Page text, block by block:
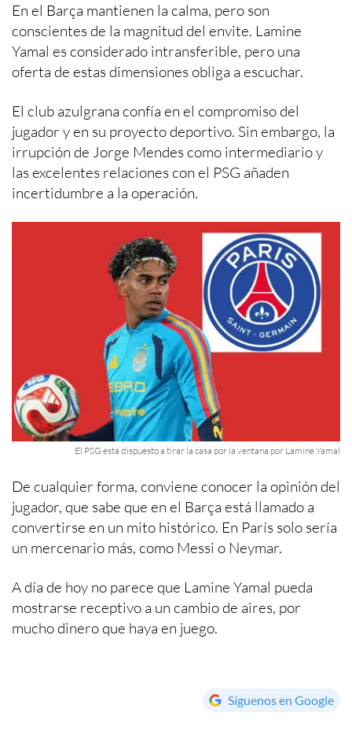
En el Barça mantienen la calma, pero son
conscientes de la magnitud del envite. Lamine
Yamal es considerado intransferible, pero una
oferta de estas dimensiones obliga a escuchar.
El club azulgrana confía en el compromiso del
jugador y en su proyecto deportivo. Sin embargo, la
irrupción de Jorge Mendes como intermediario y
las excelentes relaciones con el PSG añaden
incertidumbre a la operación.
El PSG está dispuesto a tirar la casa por la ventana por Lamine Yamal
De cualquier forma, conviene conocer la opinión del
jugador, que sabe que en el Barça está llamado a
convertirse en un mito histórico. En París solo sería
un mercenario más, como Messi o Neymar.
A día de hoy no parece que Lamine Yamal pueda
mostrarse receptivo a un cambio de aires, por
mucho dinero que haya en juego.
Síguenos en Google